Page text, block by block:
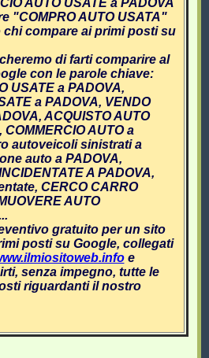
AUTO USATE a PADOVA
"COMPRO AUTO USATA"
compare ai primi posti su
di farti comparire al
con le parole chiave:
USATE a PADOVA,
a PADOVA, VENDO
ACQUISTO AUTO
COMMERCIO AUTO a
autoveicoli sinistrati a
auto a PADOVA,
A PADOVA,
CERCO CARRO
AUTO
gratuito per un sito
posti su Google, collegati
e
senza impegno, tutte le
riguardanti il nostro